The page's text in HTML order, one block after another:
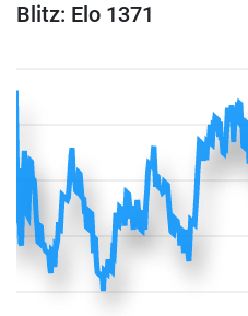
Blitz: Elo 1371